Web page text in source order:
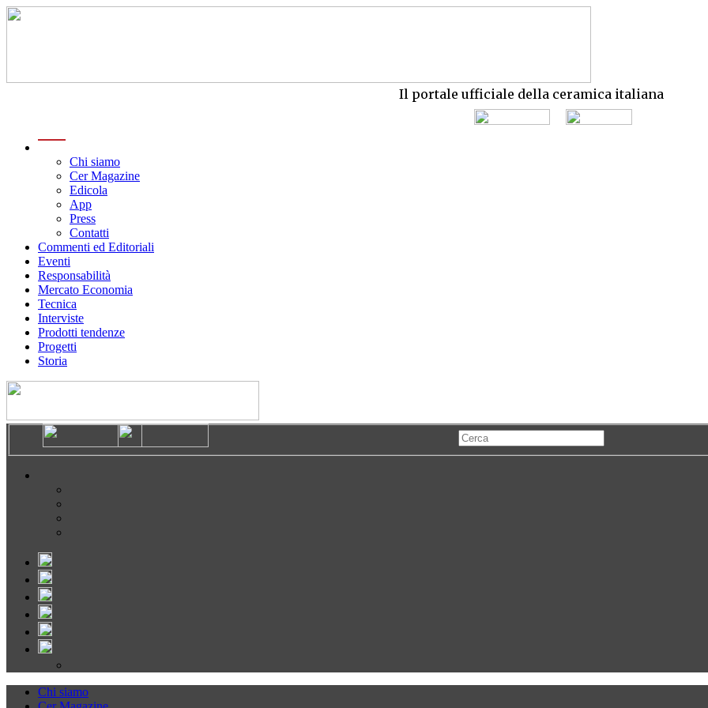
Il portale ufficiale della ceramica italiana
Chi siamo
Cer Magazine
Edicola
App
Press
Contatti
Commenti ed Editoriali
Eventi
Responsabilità
Mercato Economia
Tecnica
Interviste
Prodotti tendenze
Progetti
Storia
Chi siamo